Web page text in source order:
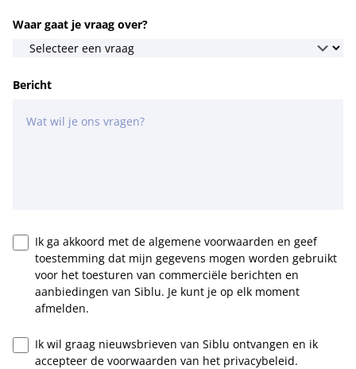
Waar gaat je vraag over?
Bericht
Ik ga akkoord met de algemene voorwaarden en geef
toestemming dat mijn gegevens mogen worden gebruikt
voor het toesturen van commerciële berichten en
aanbiedingen van Siblu. Je kunt je op elk moment
afmelden.
Ik wil graag nieuwsbrieven van Siblu ontvangen en ik
accepteer de voorwaarden van het privacybeleid.